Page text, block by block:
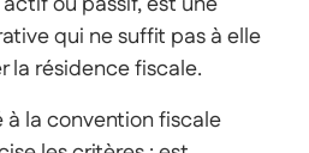
qui ne suffit pas à elle
la résidence fiscale.
la convention fiscale